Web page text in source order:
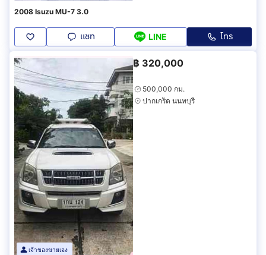
2008 Isuzu MU-7 3.0
แชท LINE โทร
เจ้าของขายเอง
฿ 320,000
500,000 กม.
ปากเกร็ด นนทบุรี